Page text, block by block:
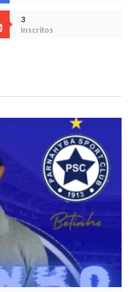
3
Inscritos